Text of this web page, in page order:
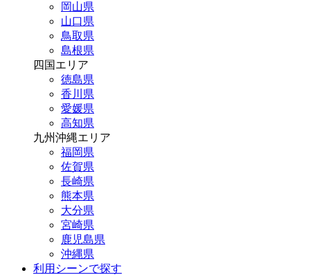
岡山県
山口県
鳥取県
島根県
四国エリア
徳島県
香川県
愛媛県
高知県
九州沖縄エリア
福岡県
佐賀県
長崎県
熊本県
大分県
宮崎県
鹿児島県
沖縄県
利用シーンで探す